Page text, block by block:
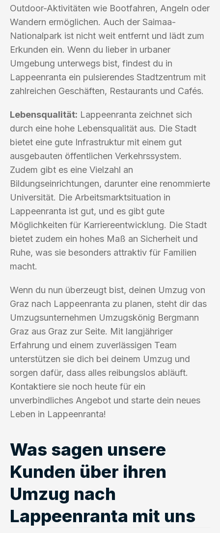
Outdoor-Aktivitäten wie Bootfahren, Angeln oder
Wandern ermöglichen. Auch der Saimaa-
Nationalpark ist nicht weit entfernt und lädt zum
Erkunden ein. Wenn du lieber in urbaner
Umgebung unterwegs bist, findest du in
Lappeenranta ein pulsierendes Stadtzentrum mit
zahlreichen Geschäften, Restaurants und Cafés.
Lebensqualität: Lappeenranta zeichnet sich
durch eine hohe Lebensqualität aus. Die Stadt
bietet eine gute Infrastruktur mit einem gut
ausgebauten öffentlichen Verkehrssystem.
Zudem gibt es eine Vielzahl an
Bildungseinrichtungen, darunter eine renommierte
Universität. Die Arbeitsmarktsituation in
Lappeenranta ist gut, und es gibt gute
Möglichkeiten für Karriereentwicklung. Die Stadt
bietet zudem ein hohes Maß an Sicherheit und
Ruhe, was sie besonders attraktiv für Familien
macht.
Wenn du nun überzeugt bist, deinen Umzug von
Graz nach Lappeenranta zu planen, steht dir das
Umzugsunternehmen Umzugskönig Bergmann
Graz aus Graz zur Seite. Mit langjähriger
Erfahrung und einem zuverlässigen Team
unterstützen sie dich bei deinem Umzug und
sorgen dafür, dass alles reibungslos abläuft.
Kontaktiere sie noch heute für ein
unverbindliches Angebot und starte dein neues
Leben in Lappeenranta!
Was sagen unsere
Kunden über ihren
Umzug nach
Lappeenranta mit uns